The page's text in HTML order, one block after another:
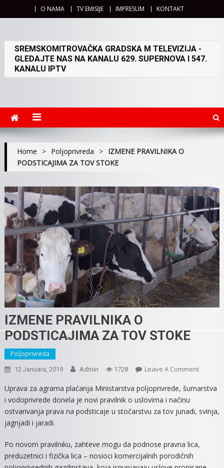
O NAMA TV EMISIJE IMPRESUM KONTAKT
SREMSKOMITROVAČKA GRADSKA M TELEVIZIJA -
GLEDAJTE NAS NA KANALU 629. SUPERNOVA I 547.
KANALU IPTV
Home > Poljoprivreda > IZMENE PRAVILNIKA O
PODSTICAJIMA ZA TOV STOKE
IZMENE PRAVILNIKA O
PODSTICAJIMA ZA TOV STOKE
Poljoprivreda
12 Januara, 2019 Admin 1728 Leave A CommentOn
STOKE
Uprava za agrarna plaćanja Ministarstva poljoprivrede, šumarstva
i vodoprivrede donela je novi pravilnik o uslovima i načinu
ostvarivanja prava na podsticaje u stočarstvu za tov junadi, svinja,
jagnjadi i jaradi.
Po novom pravilniku, zahteve mogu da podnose pravna lica,
preduzetnici i fizička lica – nosioci komercijalnih porodičnih